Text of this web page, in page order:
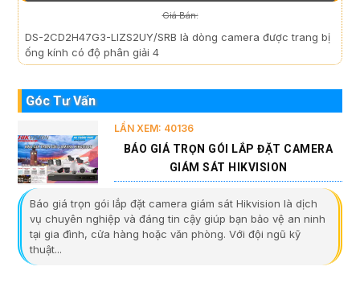
Giá Bán:
DS-2CD2H47G3-LIZS2UY/SRB là dòng camera được trang bị
ống kính có độ phân giải 4
Góc Tư Vấn
LẦN XEM: 40136
BÁO GIÁ TRỌN GÓI LẮP ĐẶT CAMERA
GIÁM SÁT HIKVISION
Báo giá trọn gói lắp đặt camera giám sát Hikvision là dịch
vụ chuyên nghiệp và đáng tin cậy giúp bạn bảo vệ an ninh
tại gia đình, cửa hàng hoặc văn phòng. Với đội ngũ kỹ
thuật...